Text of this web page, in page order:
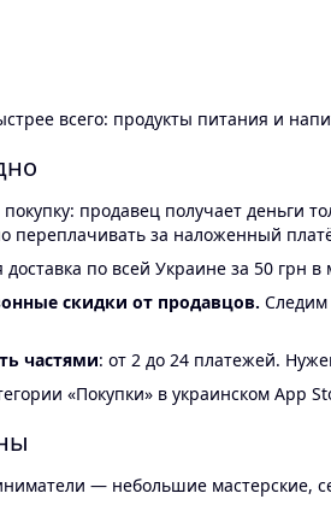
всего: продукты питания и
продавец получает деньги
переплачивать за наложенный
по всей Украине за 50 грн
скидки от продавцов. Следим
частями: от 2 до 24 платежей.
«Покупки» в украинском App
— небольшие мастерские,